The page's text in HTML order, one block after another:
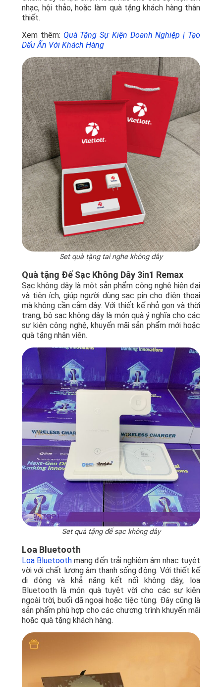
nhạc, hội thảo, hoặc làm quà tặng khách hàng thân
thiết.
Xem thêm: Quà Tặng Sự Kiện Doanh Nghiệp | Tạo
Dấu Ấn Với Khách Hàng
Set quà tặng tai nghe không dây
Quà tặng Đế Sạc Không Dây 3in1 Remax
Sạc không dây là một sản phẩm công nghệ hiện đại
và tiện ích, giúp người dùng sạc pin cho điện thoại
mà không cần cắm dây. Với thiết kế nhỏ gọn và thời
trang, bộ sạc không dây là món quà ý nghĩa cho các
sự kiện công nghệ, khuyến mãi sản phẩm mới hoặc
quà tặng nhân viên.
Set quà tặng đế sạc không dây
Loa Bluetooth
Loa Bluetooth mang đến trải nghiệm âm nhạc tuyệt
vời với chất lượng âm thanh sống động. Với thiết kế
di động và khả năng kết nối không dây, loa
Bluetooth là món quà tuyệt vời cho các sự kiện
ngoài trời, buổi dã ngoại hoặc tiệc tùng. Đây cũng là
sản phẩm phù hợp cho các chương trình khuyến mãi
hoặc quà tặng khách hàng.